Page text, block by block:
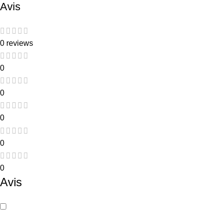
Avis
0 reviews
0
0
0
0
0
Avis